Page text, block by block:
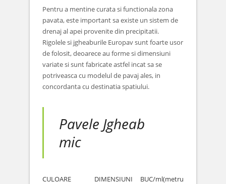
Pentru a mentine curata si functionala zona
pavata, este important sa existe un sistem de
drenaj al apei provenite din precipitatii.
Rigolele si jgheaburile Europav sunt foarte usor
de folosit, deoarece au forme si dimensiuni
variate si sunt fabricate astfel incat sa se
potriveasca cu modelul de pavaj ales, in
concordanta cu destinatia spatiului.
Pavele Jgheab
mic
CULOARE DIMENSIUNI
BUC/ml(metru